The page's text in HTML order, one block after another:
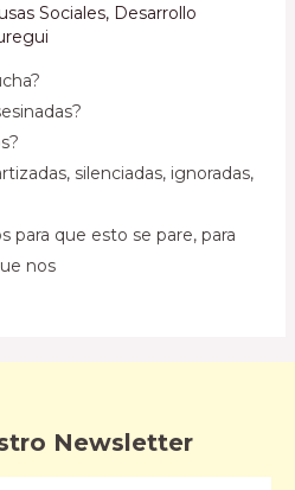
Sociales, Desarrollo
silenciadas, ignoradas,
para que esto se pare, para
nos
Newsletter